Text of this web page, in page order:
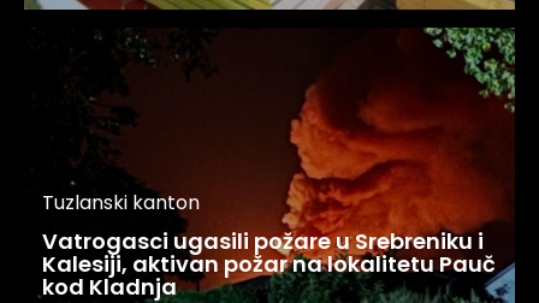
Tuzlanski kanton
Vatrogasci ugasili požare u Srebreniku i
Kalesiji, aktivan požar na lokalitetu Pauč
kod Kladnja